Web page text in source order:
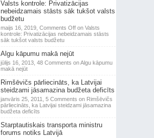
Valsts kontrole: Privatizācijas
nebeidzamais stāsts sāk tukšot valsts
budžetu
maijs 16, 2019, Comments Offon Valsts
kontrole: Privatizācijas nebeidzamais stāsts
sāk tukšot valsts budžetu
Algu kāpumu makā nejūt
jūlijs 16, 2013, 48 Comments on Algu kāpumu
makā nejūt
Rimšēvičs pārliecināts, ka Latvijai
steidzami jāsamazina budžeta deficīts
janvāris 25, 2011, 5 Comments on Rimšēvičs
pārliecināts, ka Latvijai steidzami jāsamazina
budžeta deficīts
Starptautiskais transporta ministru
forums notiks Latvijā